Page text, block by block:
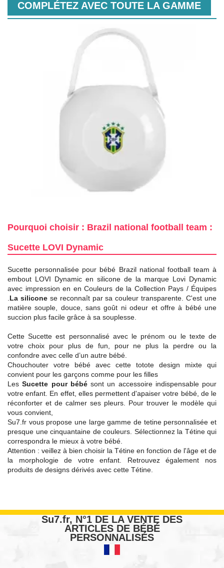
COMPLÉTEZ AVEC TOUTE LA GAMME
Pourquoi choisir : Brazil national football team :
Sucette LOVI Dynamic
Sucette personnalisée pour bébé Brazil national football team à
embout LOVI Dynamic en silicone de la marque Lovi Dynamic
avec impression en en Couleurs de la Collection Pays / Équipes
.La silicone se reconnaît par sa couleur transparente. C'est une
matière souple, douce, sans goût ni odeur et offre à bébé une
succion plus facile grâce à sa souplesse.
Cette Sucette est personnalisé avec le prénom ou le texte de
votre choix pour plus de fun, pour ne plus la perdre ou la
confondre avec celle d’un autre bébé.
Chouchouter votre bébé avec cette totote design mixte qui
convient pour les garçons comme pour les filles
LesSucette pour bébésont un accessoire indispensable pour
votre enfant. En effet, elles permettent d'apaiser votre bébé, de le
réconforter et de calmer ses pleurs. Pour trouver le modèle qui
vous convient,
Su7.fr vous propose une large gamme de tetine personnalisée et
presque une cinquantaine de couleurs. Sélectionnez la Tétine qui
correspondra le mieux à votre bébé.
Attention : veillez à bien choisir la Tétine en fonction de l'âge et de
la morphologie de votre enfant. Retrouvez également nos
produits de designs dérivés avec cette Tétine.
Su7.fr, N°1 DE LA VENTE DES
ARTICLES DE BÉBÉ
PERSONNALISÉS